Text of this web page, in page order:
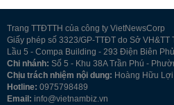
Trang TTĐTTH của công ty VietNewsCorp
Giấy phép số 3323/GP-TTĐT do Sở VH&TT
Lầu 5 - Compa Building - 293 Điện Biên
Chi nhánh: Số 5 - Khu 38A Trần Phú -
Chịu trách nhiệm nội dung: Hoàng Hữu Lợi
Hotline: 0975798489
Email: info@vietnambiz.vn